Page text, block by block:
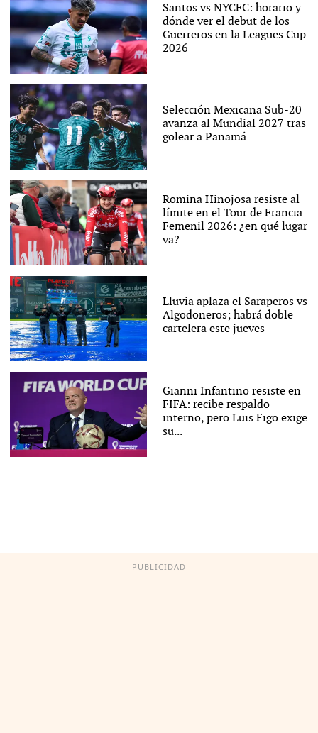
Santos vs NYCFC: horario y
dónde ver el debut de los
Guerreros en la Leagues Cup
2026
Selección Mexicana Sub-20
avanza al Mundial 2027 tras
golear a Panamá
Romina Hinojosa resiste al
límite en el Tour de Francia
Femenil 2026: ¿en qué lugar
va?
Lluvia aplaza el Saraperos vs
Algodoneros; habrá doble
cartelera este jueves
Gianni Infantino resiste en
FIFA: recibe respaldo
interno, pero Luis Figo exige
su...
PUBLICIDAD